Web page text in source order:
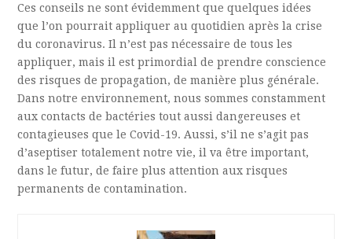
Ces conseils ne sont évidemment que quelques idées
que l’on pourrait appliquer au quotidien après la crise
du coronavirus. Il n’est pas nécessaire de tous les
appliquer, mais il est primordial de prendre conscience
des risques de propagation, de manière plus générale.
Dans notre environnement, nous sommes constamment
aux contacts de bactéries tout aussi dangereuses et
contagieuses que le Covid-19. Aussi, s’il ne s’agit pas
d’aseptiser totalement notre vie, il va être important,
dans le futur, de faire plus attention aux risques
permanents de contamination.